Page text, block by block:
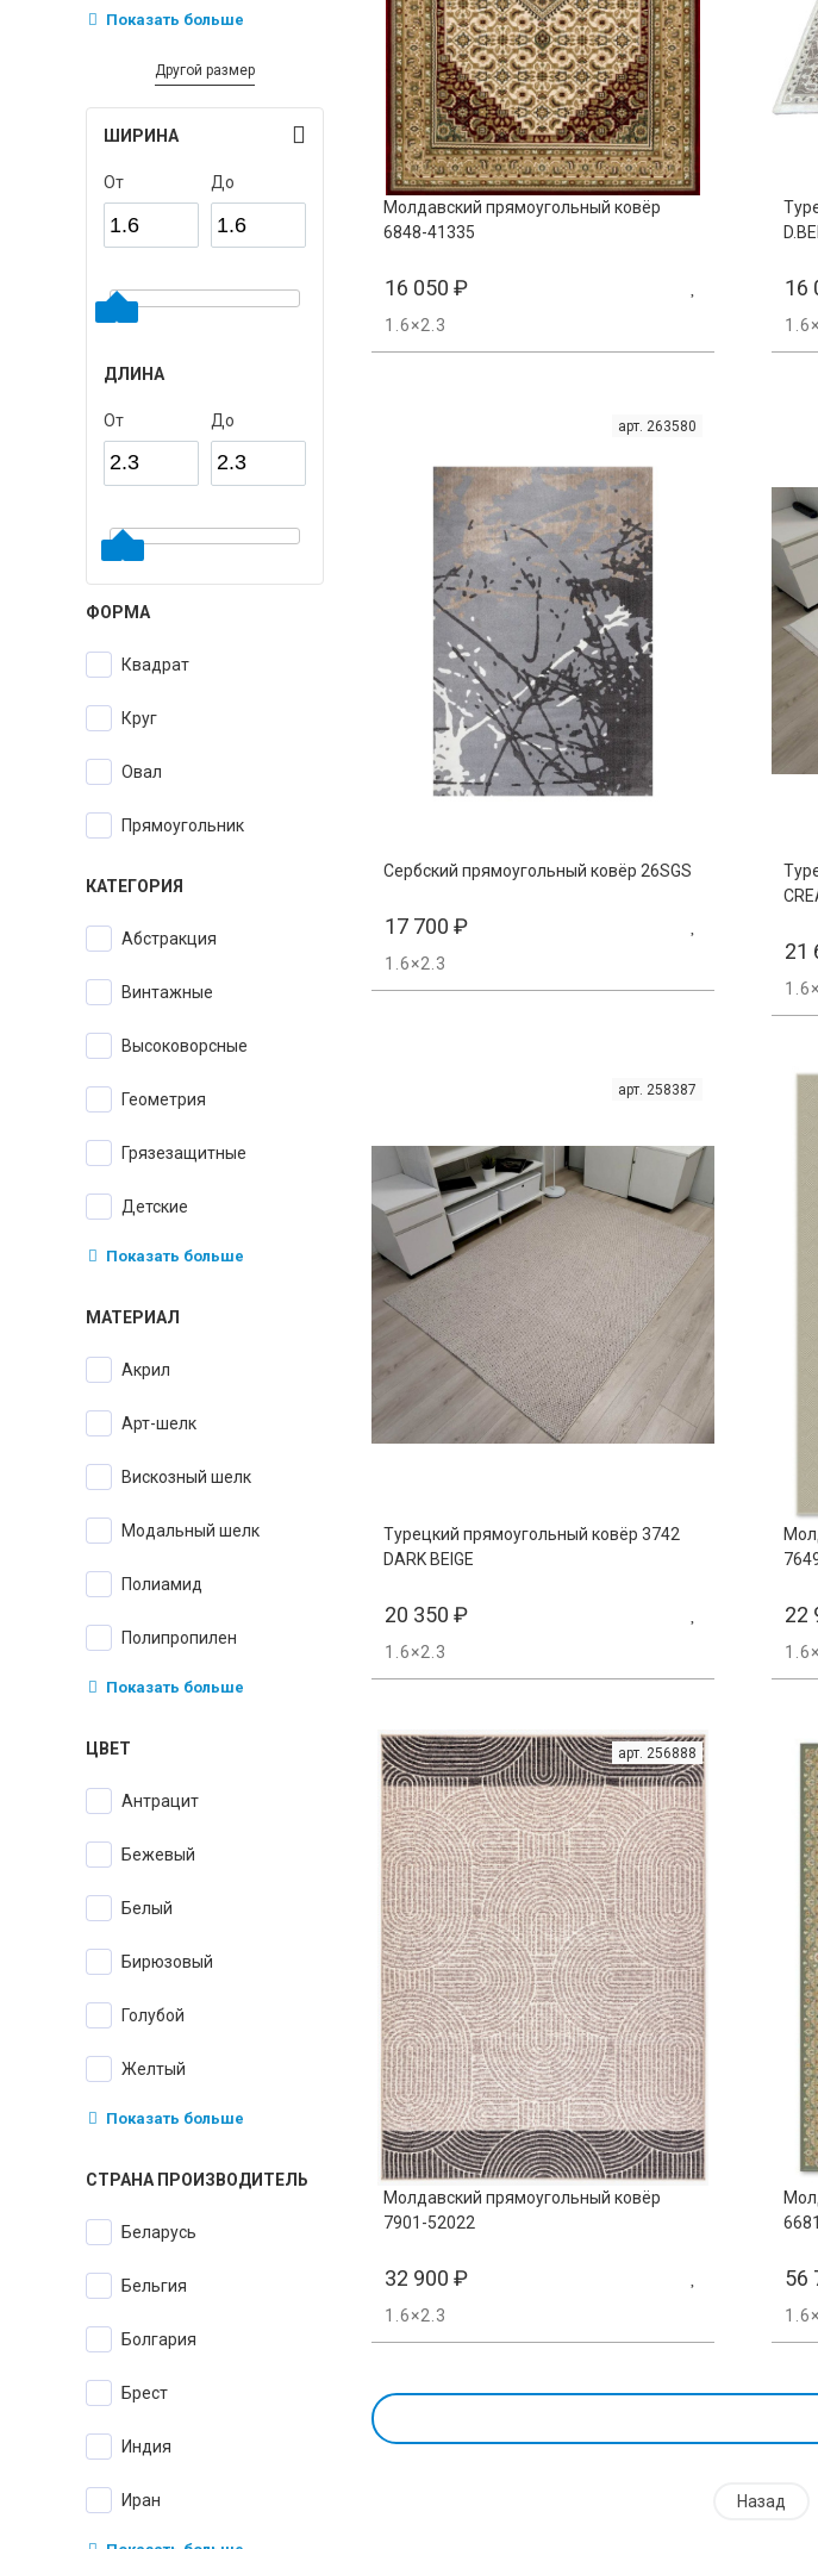
Молдавский прямоугольный ковёр
6848-41335
16 050 ₽
1.6×2.3
16
арт. 263580
Сербский прямоугольный ковёр 26SGS
17 700 ₽
1.6×2.3 21
арт. 258387
Турецкий прямоугольный ковёр 3742
DARK BEIGE
20 350 ₽
1.6×2.3
22
арт. 256888
Молдавский прямоугольный ковёр
7901-52022
32 900 ₽
1.6×2.3
56
Назад
Показать больше
Другой размер
ШИРИНА
От До
ДЛИНА
От До
ФОРМА
квадрат
круг
овал
прямоугольник
КАТЕГОРИЯ
Абстракция
Винтажные
Высоковорсные
Геометрия
Грязезащитные
Детские
Показать больше
МАТЕРИАЛ
Акрил
Арт-шелк
Вискозный шелк
Модальный шелк
Полиамид
Полипропилен
Показать больше
ЦВЕТ
антрацит
бежевый
белый
бирюзовый
голубой
желтый
Показать больше
СТРАНА ПРОИЗВОДИТЕЛЬ
Беларусь
Бельгия
Болгария
Брест
Индия
Иран